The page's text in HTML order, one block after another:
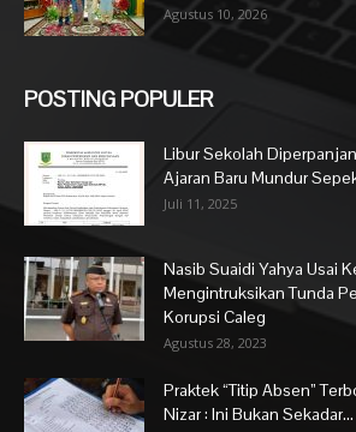
Agustus 10, 2026
POSTING POPULER
Libur Sekolah
Ajaran Baru Mundur
Juli 11, 2025
Nasib Suaidi Yahya Usai
Mengintruksikan Tunda
Korupsi Caleg
Agustus 28, 2023
Praktek “Titip Absen”
Nizar : Ini Bukan Sekadar...